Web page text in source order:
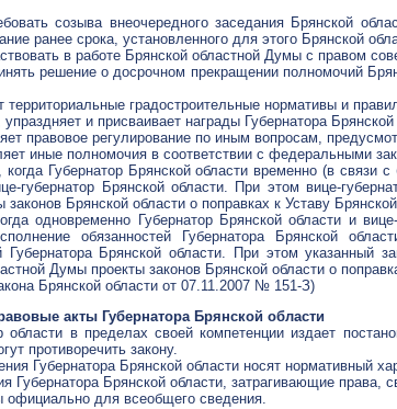
созыва внеочередного заседания Брянской
ранее срока, установленного для этого Брянской
в работе Брянской областной Думы с правом
решение о досрочном прекращении полномочий
территориальные градостроительные нормативы и
и присваивает награды Губернатора Брянской
правовое регулирование по иным вопросам,
иные полномочия в соответствии с федеральными
Губернатор Брянской области временно (в связи
губернатор Брянской области. При этом вице-
Брянской области о поправках к Уставу Брянской
одновременно Губернатор Брянской области и
обязанностей Губернатора Брянской
Губернатора Брянской области. При этом указанный
Думы проекты законов Брянской области о
Брянской области от 07.11.2007 № 151-З)
акты Губернатора Брянской области
области в пределах своей компетенции издает
противоречить закону.
Губернатора Брянской области носят нормативный
Губернатора Брянской области, затрагивающие
официально для всеобщего сведения.